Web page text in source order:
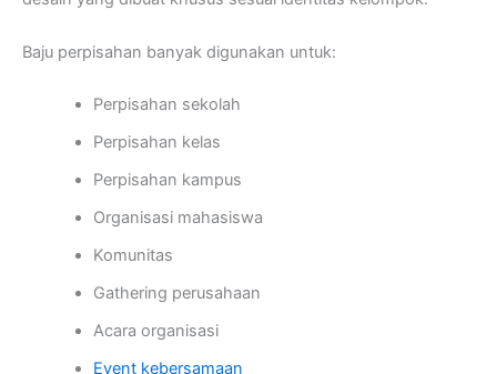
Baju perpisahan banyak digunakan untuk:
Perpisahan sekolah
Perpisahan kelas
Perpisahan kampus
Organisasi mahasiswa
Komunitas
Gathering perusahaan
Acara organisasi
Event kebersamaan